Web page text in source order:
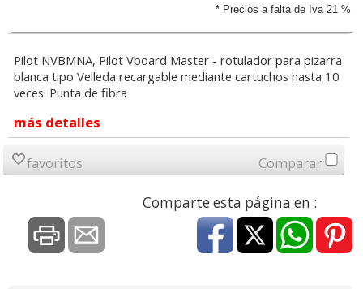
* Precios a falta de Iva 21 %
Pilot NVBMNA, Pilot Vboard Master - rotulador para pizarra
blanca tipo Velleda recargable mediante cartuchos hasta 10
veces. Punta de fibra
más detalles
favoritos Comparar
Comparte esta página en :